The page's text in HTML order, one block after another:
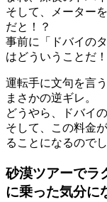
そして、メーター
だと！？
事前に「ドバイの
はどういうことだ
運転手に文句を言
まさかの逆ギレ。
どうやら、ドバイ
そして、この料金
ることになるので
砂漠ツアーでラ
に乗った気分に